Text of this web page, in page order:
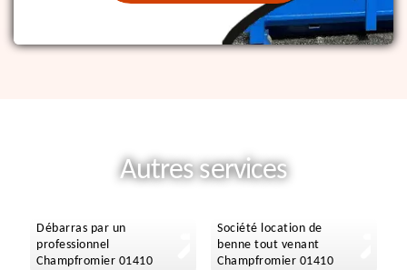
Autres services
Débarras par un
professionnel
Champfromier 01410
Société location de
benne tout venant
Champfromier 01410